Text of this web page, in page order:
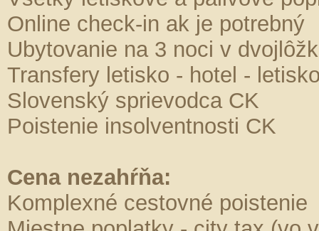
Online check-in ak je potrebný
Ubytovanie na 3 noci v
Transfery letisko - hotel -
Slovenský sprievodca CK
Poistenie insolventnosti CK
Cena nezahŕňa:
Komplexné cestovné poistenie